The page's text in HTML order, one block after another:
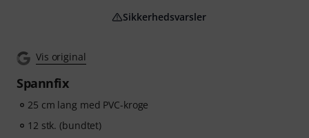
Vis original
Spannfix
25 cm lang med PVC-kroge
12 stk. (bundtet)
Sikkerhedsvarsler